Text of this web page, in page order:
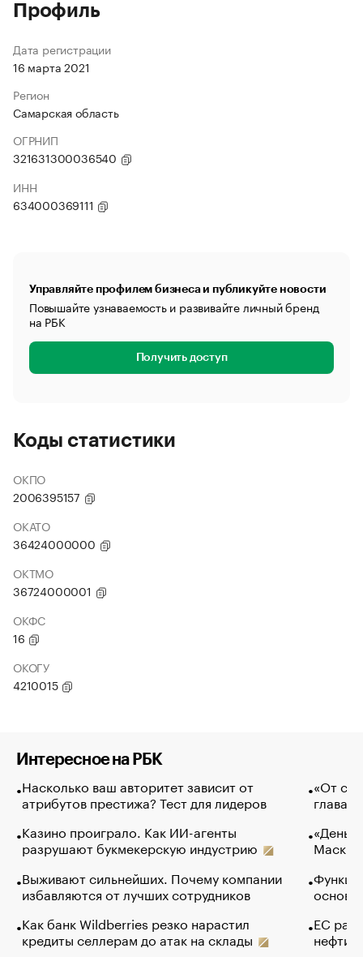
Профиль
Дата регистрации
16 марта 2021
Регион
Самарская область
ОГРНИП
321631300036540
ИНН
634000369111
Управляйте профилем бизнеса и публикуйте новости
Повышайте узнаваемость и развивайте личный бренд
на РБК
Получить доступ
Коды статистики
ОКПО
2006395157
ОКАТО
36424000000
ОКТМО
36724000001
ОКФС
16
ОКОГУ
4210015
Интересное на РБК
Насколько ваш авторитет зависит от
атрибутов престижа? Тест для лидеров
Казино проиграло. Как ИИ-агенты
разрушают букмекерскую индустрию
Выживают сильнейших. Почему компании
избавляются от лучших сотрудников
Как банк Wildberries резко нарастил
кредиты селлерам до атак на склады
«От
глава
Маск в
основ
ЕС
нефти